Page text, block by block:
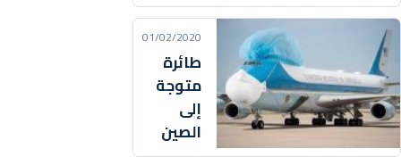
01/02/2020
طائرة
متوجة
إلى
الصين